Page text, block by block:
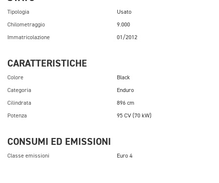
Tipologia Usato
Chilometraggio 9.000
Immatricolazione 01/2012
CARATTERISTICHE
Colore Black
Categoria Enduro
Cilindrata 896 cm
Potenza 95 CV (70 kW)
CONSUMI ED EMISSIONI
Classe emissioni Euro 4